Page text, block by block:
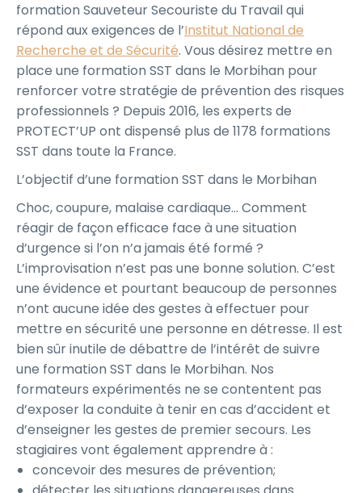
formation Sauveteur Secouriste du Travail qui
répond aux exigences de l’Institut National de
Recherche et de Sécurité. Vous désirez mettre en
place une formation SST dans le Morbihan pour
renforcer votre stratégie de prévention des risques
professionnels ? Depuis 2016, les experts de
PROTECT’UP ont dispensé plus de 1178 formations
SST dans toute la France.
L’objectif d’une formation SST dans le Morbihan
Choc, coupure, malaise cardiaque… Comment
réagir de façon efficace face à une situation
d’urgence si l’on n’a jamais été formé ?
L’improvisation n’est pas une bonne solution. C’est
une évidence et pourtant beaucoup de personnes
n’ont aucune idée des gestes à effectuer pour
mettre en sécurité une personne en détresse. Il est
bien sûr inutile de débattre de l’intérêt de suivre
une formation SST dans le Morbihan. Nos
formateurs expérimentés ne se contentent pas
d’exposer la conduite à tenir en cas d’accident et
d’enseigner les gestes de premier secours. Les
stagiaires vont également apprendre à :
concevoir des mesures de prévention;